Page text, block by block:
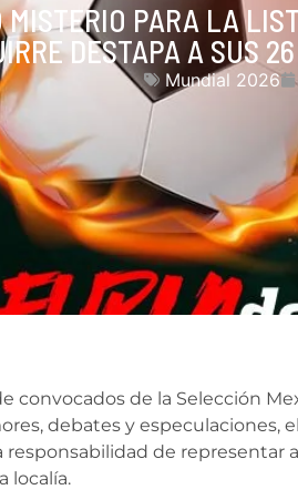
MISTERIO PARA LA
DESTAPA A SUS
Mundial 2026
convocados de la Selección
debates y especulaciones,
de representar
localía.